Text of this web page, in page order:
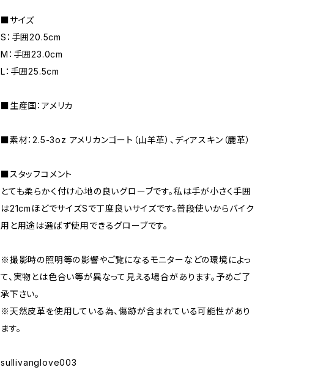
■サイズ
S：手囲20.5cm
M：手囲23.0cm
L：手囲25.5cm
■生産国：アメリカ
■素材：2.5-3oz アメリカンゴート（山羊革）、ディアスキン（鹿革）
■スタッフコメント
とても柔らかく付け心地の良いグローブです。私は手が小さく手囲
は21cmほどでサイズSで丁度良いサイズです。普段使いからバイク
用と用途は選ばず使用できるグローブです。
※撮影時の照明等の影響やご覧になるモニターなどの環境によっ
て、実物とは色合い等が異なって見える場合があります。予めご了
承下さい。
※天然皮革を使用している為、傷跡が含まれている可能性があり
ます。
sullivanglove003